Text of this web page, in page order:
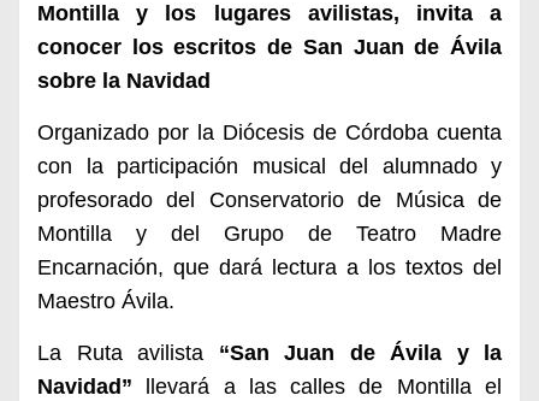
Montilla y los lugares avilistas, invita a
conocer los escritos de San Juan de Ávila
sobre la Navidad
Organizado por la Diócesis de Córdoba cuenta
con la participación musical del alumnado y
profesorado del Conservatorio de Música de
Montilla y del Grupo de Teatro Madre
Encarnación, que dará lectura a los textos del
Maestro Ávila.
La Ruta avilista “San Juan de Ávila y la
Navidad” llevará a las calles de Montilla el